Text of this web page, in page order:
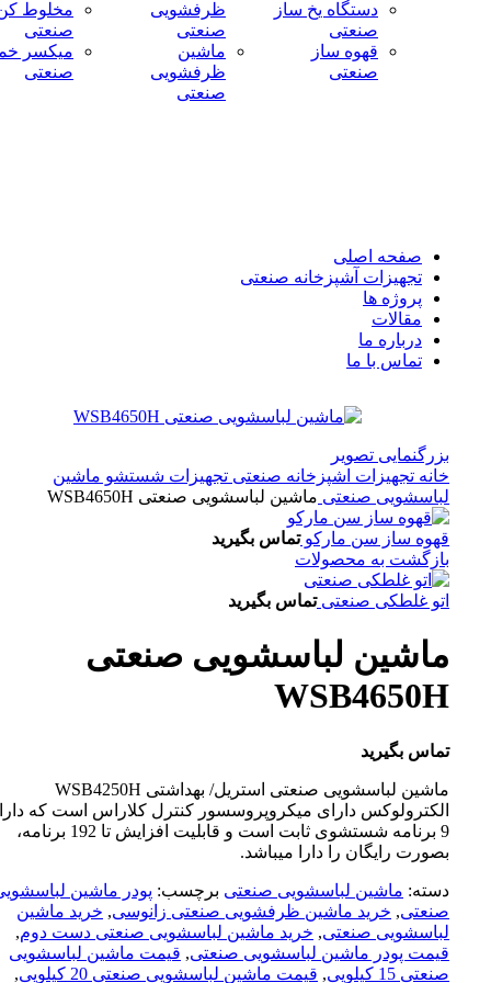
دستگاه یخ ساز
صنعتی
قهوه ساز
صنعتی
ظرفشویی
صنعتی
ماشین
ظرفشویی
صنعتی
مخلوط
صنعتی
میکسر
صنعتی
صفحه اصلی
تجهیزات آشپزخانه صنعتی
پروژه ها
مقالات
درباره ما
تماس با ما
بزرگنمایی تصویر
خانه تجهیزات اشپزخانه صنعتی تجهیزات شستشو ماشین
لباسشویی صنعتی ماشین لباسشویی صنعتی WSB4650H
قهوه ساز سن مارکوتماس بگیرید
بازگشت به محصولات
اتو غلطکی صنعتیتماس بگیرید
ماشین لباسشویی صنعتی
WSB4650H
تماس بگیرید
ماشین لباسشویی صنعتی استریل/ بهداشتی WSB4250H
الکترولوکس دارای میکروپروسسور کنترل کلاراس است که
9 برنامه شستشوی ثابت است و قابلیت افزایش تا 192 برنامه،
بصورت رایگان را دارا میباشد.
دسته: ماشین لباسشویی صنعتی برچسب: پودر ماشین
صنعتی, خرید ماشین ظرفشویی صنعتی زانوسی, خرید ماشین
لباسشویی صنعتی, خرید ماشین لباسشویی صنعتی دست دوم,
قیمت پودر ماشین لباسشویی صنعتی, قیمت ماشین لباسشویی
صنعتی 15 کیلویی
, قیمت ماشین لباسشویی صنعتی 20 کیلویی
,